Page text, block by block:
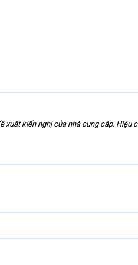
kiến nghị của nhà cung cấp. Hiệu